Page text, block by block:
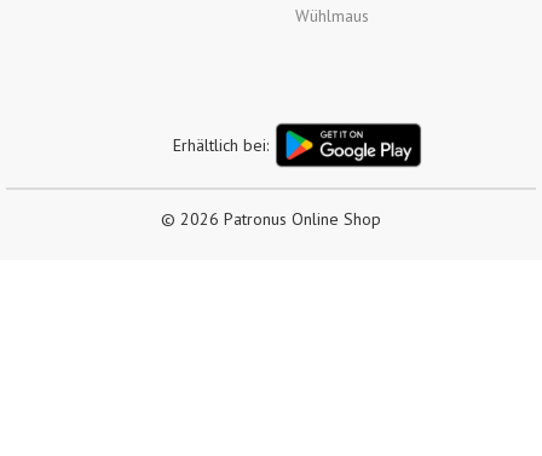
Wühlmaus
© 2026 Patronus Online Shop
Erhältlich bei: